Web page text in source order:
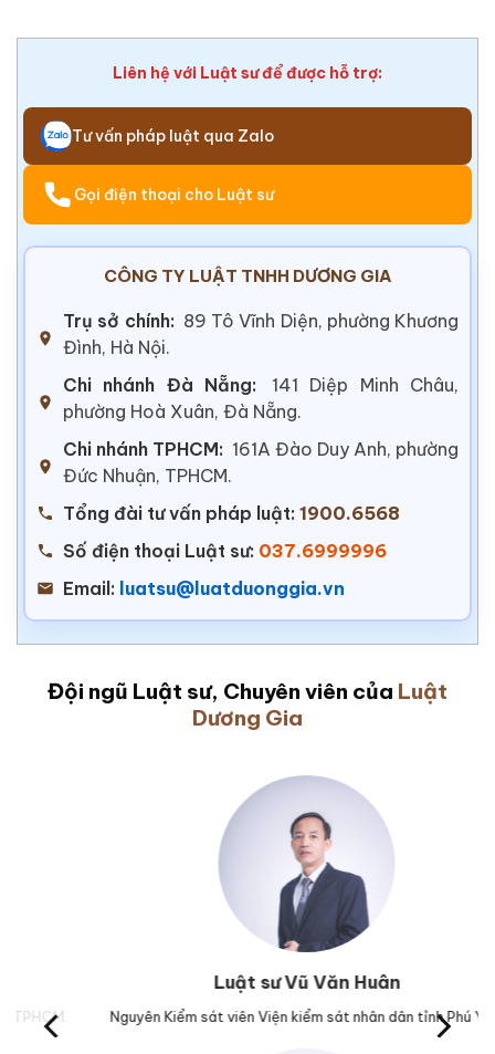
Liên hệ với Luật sư để được hỗ trợ:
Tư vấn pháp luật qua Zalo
Gọi điện thoại cho Luật sư
CÔNG TY LUẬT TNHH DƯƠNG GIA
Trụ sở chính: 89 Tô Vĩnh Diện, phường Khương
Đình, Hà Nội.
Chi nhánh Đà Nẵng:
141 Diệp Minh Châu,
phường Hoà Xuân, Đà Nẵng.
Chi nhánh TPHCM: 161A Đào Duy Anh, phường
Đức Nhuận, TPHCM.
Tổng đài tư vấn pháp luật: 1900.6568
Số điện thoại Luật sư: 037.6999996
Email: luatsu@luatduonggia.vn
Đội ngũ Luật sư, Chuyên viên của Luật
Dương Gia
Luật sư Vũ Văn Huân
Nguyên Kiểm sát viên Viện kiểm sát nhân dân tỉnh Phú Yên.